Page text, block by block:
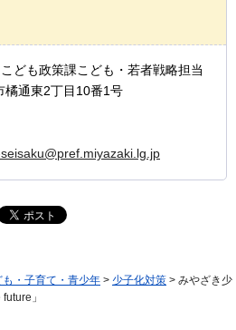
ども政策課こども・若者戦略担当
通東2丁目10番1号
も・子育て・青少年 > 少子化対策 > みやざき少
」